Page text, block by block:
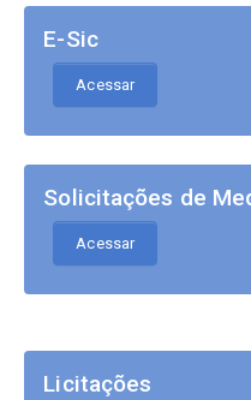
E-Sic
Acessar
Solicitações de
Acessar
Licitações